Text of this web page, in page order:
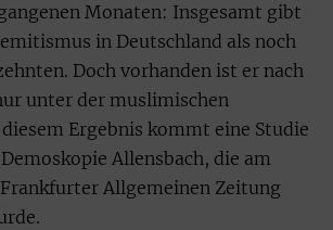
Monaten: Insgesamt gibt
in Deutschland als noch
Doch vorhanden ist er nach
unter der muslimischen
Ergebnis kommt eine Studie
Allensbach, die am
Allgemeinen Zeitung